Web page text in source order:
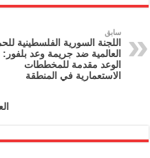
c
e
b
o
itt
e
gr
a
m
ai
سابق
اللجنة السورية الفلسطينية
العالمية ضد جريمة وعد بلفور:
الوعد مقدمة للمخططات
الاستعمارية في المنطقة